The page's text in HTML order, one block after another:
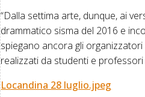
“Dalla settima arte, dunque, ai
drammatico sisma del 2016 e
spiegano ancora gli
realizzati da studenti e
Locandina 28 luglio.jpeg